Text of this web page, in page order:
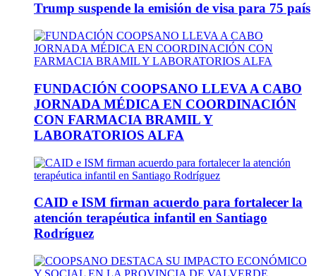
Trump suspende la emisión de visa para 75 país
FUNDACIÓN COOPSANO LLEVA A CABO
JORNADA MÉDICA EN COORDINACIÓN
CON FARMACIA BRAMIL Y
LABORATORIOS ALFA
CAID e ISM firman acuerdo para fortalecer la
atención terapéutica infantil en Santiago
Rodríguez